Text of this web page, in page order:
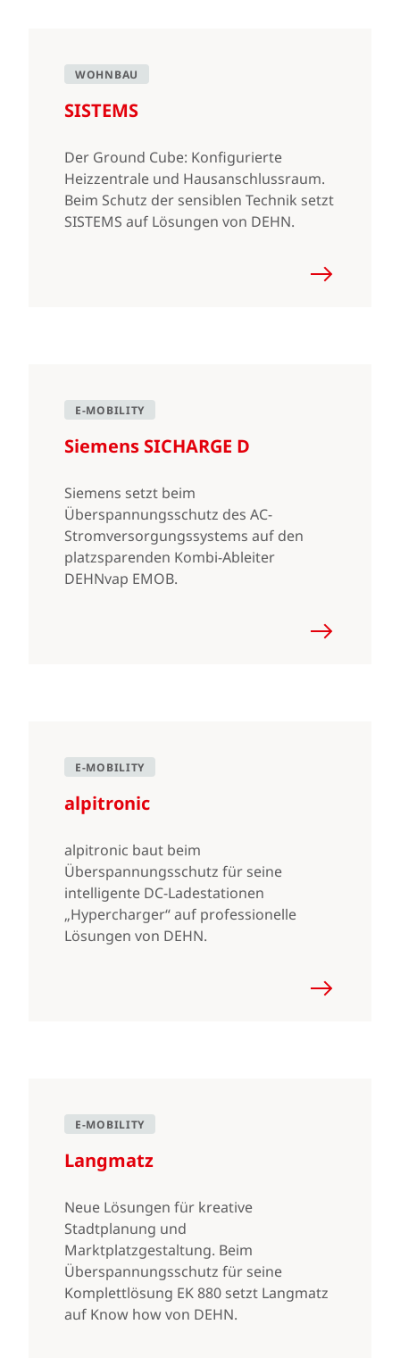
WOHNBAU
SISTEMS
Der Ground Cube: Konfigurierte
Heizzentrale und Hausanschlussraum.
Beim Schutz der sensiblen Technik setzt
SISTEMS auf Lösungen von DEHN.
E-MOBILITY
Siemens SICHARGE D
Siemens setzt beim
Überspannungsschutz des AC-
Stromversorgungssystems auf den
platzsparenden Kombi-Ableiter
DEHNvap EMOB.
E-MOBILITY
alpitronic
alpitronic baut beim
Überspannungsschutz für seine
intelligente DC-Ladestationen
„Hypercharger“ auf professionelle
Lösungen von DEHN.
E-MOBILITY
Langmatz
Neue Lösungen für kreative
Stadtplanung und
Marktplatzgestaltung. Beim
Überspannungsschutz für seine
Komplettlösung EK 880 setzt Langmatz
auf Know how von DEHN.